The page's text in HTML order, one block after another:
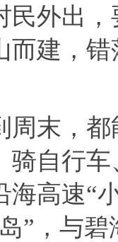
民外出
而建，
末，都
骑自行
速“小
”，与